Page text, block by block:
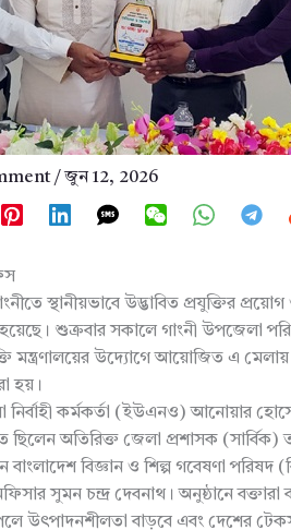
/জুন 12, 2026
স্থানীয়ভাবে উদ্ভাবিত প্রযুক্তির প্রয়োগ
শুক্রবার সকালে গাংনী উপজেলা
মন্ত্রণালয়ের উদ্যোগে আয়োজিত এ মেলায়
হয়।
নির্বাহী কর্মকর্তা (ইউএনও) আনোয়ার
ছিলেন অতিরিক্ত জেলা প্রশাসক
বাংলাদেশ বিজ্ঞান ও শিল্প গবেষণা
সুমন চন্দ্র দেবনাথ। অনুষ্ঠানে বক্তারা
উৎপাদনশীলতা বাড়বে এবং দেশের